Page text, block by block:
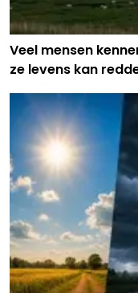
Veel mensen
ze levens kan